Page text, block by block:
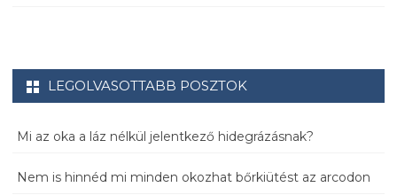
LEGOLVASOTTABB POSZTOK
Mi az oka a láz nélkül jelentkező hidegrázásnak?
Nem is hinnéd mi minden okozhat bőrkiütést az arcodon